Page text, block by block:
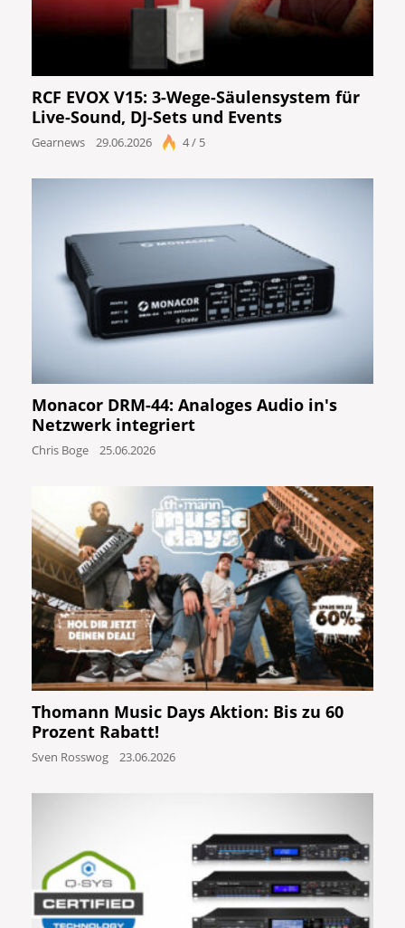
RCF EVOX V15: 3-Wege-Säulensystem für
Live-Sound, DJ-Sets und Events
Gearnews 29.06.2026 4 / 5
Monacor DRM-44: Analoges Audio in's
Netzwerk integriert
Chris Boge 25.06.2026
Thomann Music Days Aktion: Bis zu 60
Prozent Rabatt!
Sven Rosswog 23.06.2026